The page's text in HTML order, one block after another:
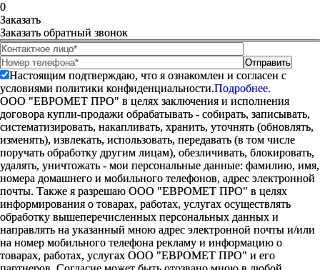
0
Заказать
Заказать обратный звонок
Настоящим подтверждаю, что я ознакомлен и согласен с
условиями политики конфиденциальности.Подробнее.
ООО "ЕВРОМЕТ ПРО" в целях заключения и исполнения
договора купли-продажи обрабатывать - собирать, записывать,
систематизировать, накапливать, хранить, уточнять (обновлять,
изменять), извлекать, использовать, передавать (в том числе
поручать обработку другим лицам), обезличивать, блокировать,
удалять, уничтожать - мои персональные данные: фамилию, имя,
номера домашнего и мобильного телефонов, адрес электронной
почты. Также я разрешаю ООО "ЕВРОМЕТ ПРО" в целях
информирования о товарах, работах, услугах осуществлять
обработку вышеперечисленных персональных данных и
направлять на указанный мною адрес электронной почты и/или
на номер мобильного телефона рекламу и информацию о
товарах, работах, услугах ООО "ЕВРОМЕТ ПРО" и его